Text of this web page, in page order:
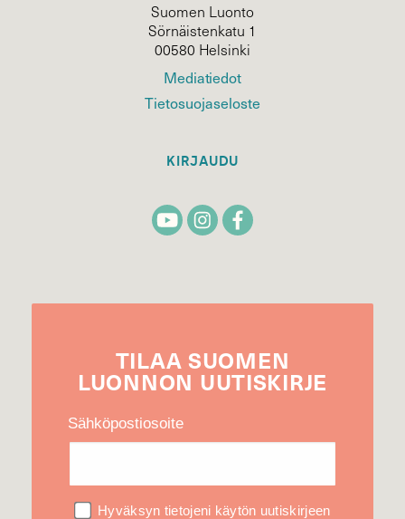
Suomen Luonto
Sörnäistenkatu 1
00580 Helsinki
Mediatiedot
Tietosuojaseloste
KIRJAUDU
TILAA SUOMEN
LUONNON UUTIS­KIRJE
Sähköpostiosoite
Hyväksyn tietojeni käytön uutiskirjeen